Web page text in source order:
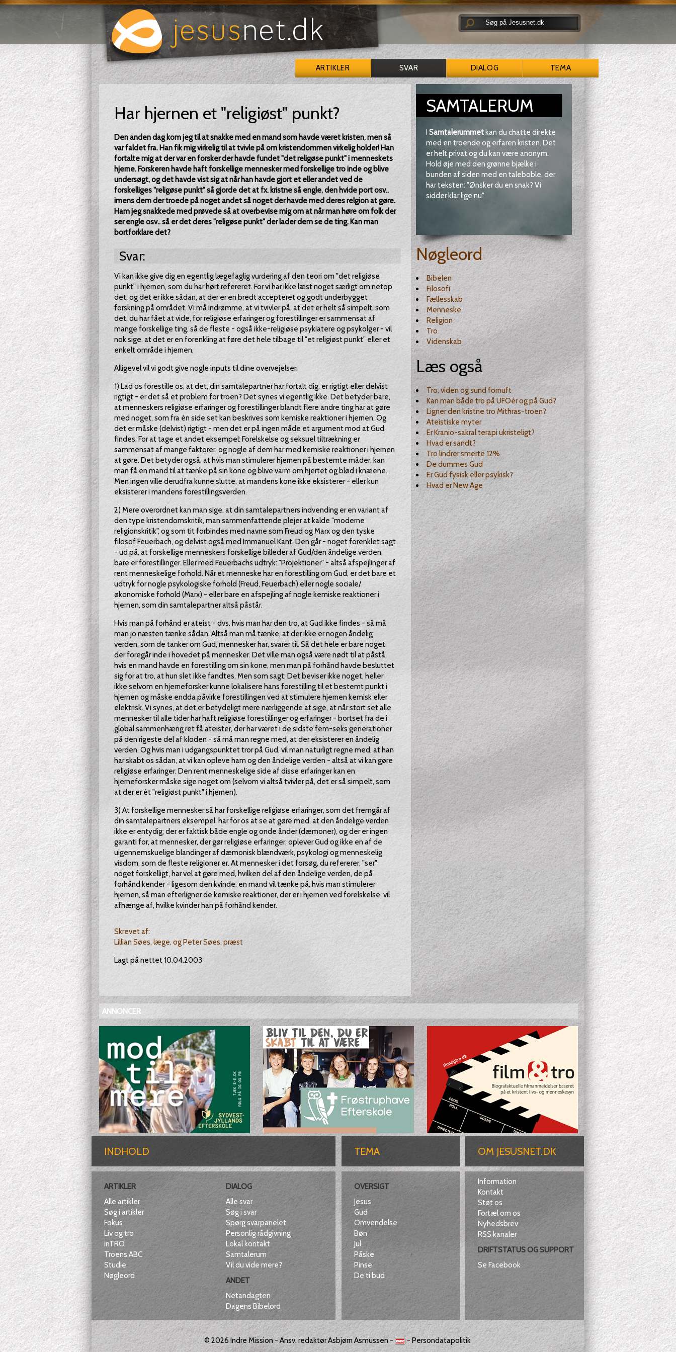
ARTIKLER SVAR DIALOG TEMA
Har hjernen et "religiøst" punkt?
Den anden dag kom jeg til at snakke med en mand som havde været kristen, men så
var faldet fra. Han fik mig virkelig til at tvivle på om kristendommen virkelig holder! Han
fortalte mig at der var en forsker der havde fundet "det religøse punkt" i menneskets
hjerne. Forskeren havde haft forskellige mennesker med forskellige tro inde og blive
undersøgt, og det havde vist sig at når han havde gjort et eller andet ved de
forskelliges "religøse punkt" så gjorde det at fx. kristne så engle, den hvide port osv..
imens dem der troede på noget andet så noget der havde med deres relgion at gøre.
Ham jeg snakkede med prøvede så at overbevise mig om at når man høre om folk der
ser engle osv.. så er det deres "religøse punkt" der lader dem se de ting. Kan man
bortforklare det?
Svar:
Vi kan ikke give dig en egentlig lægefaglig vurdering af den teori om "det religiøse
punkt" i hjernen, som du har hørt refereret. For vi har ikke læst noget særligt om netop
det, og det er ikke sådan, at der er en bredt accepteret og godt underbygget
forskning på området. Vi må indrømme, at vi tvivler på, at det er helt så simpelt, som
det, du har fået at vide, for religiøse erfaringer og forestillinger er sammensat af
mange forskellige ting, så de fleste - også ikke-religiøse psykiatere og psykolger - vil
nok sige, at det er en forenkling at føre det hele tilbage til "et religiøst punkt" eller et
enkelt område i hjernen.
Alligevel vil vi godt give nogle inputs til dine overvejelser:
1) Lad os forestille os, at det, din samtalepartner har fortalt dig, er rigtigt eller delvist
rigtigt - er det så et problem for troen? Det synes vi egentlig ikke. Det betyder bare,
at menneskers religiøse erfaringer og forestillinger blandt flere andre ting har at gøre
med noget, som fra én side set kan beskrives som kemiske reaktioner i hjernen. Og
det er måske (delvist) rigtigt - men det er på ingen måde et argument mod at Gud
findes. For at tage et andet eksempel: Forelskelse og seksuel tiltrækning er
sammensat af mange faktorer, og nogle af dem har med kemiske reaktioner i hjernen
at gøre. Det betyder også, at hvis man stimulerer hjernen på bestemte måder, kan
man få en mand til at tænke på sin kone og blive varm om hjertet og blød i knæene.
Men ingen ville derudfra kunne slutte, at mandens kone ikke eksisterer - eller kun
eksisterer i mandens forestillingsverden.
2) Mere overordnet kan man sige, at din samtalepartners indvending er en variant af
den type kristendomskritik, man sammenfattende plejer at kalde "moderne
religionskritik", og som tit forbindes med navne som Freud og Marx og den tyske
filosof Feuerbach, og delvist også med Immanuel Kant. Den går - noget forenklet sagt
- ud på, at forskellige menneskers forskellige billeder af Gud/den åndelige verden,
bare er forestillinger. Eller med Feuerbachs udtryk: "Projektioner" - altså afspejlinger af
rent menneskelige forhold. Når et menneske har en forestilling om Gud, er det bare et
udtryk for nogle psykologiske forhold (Freud, Feuerbach) eller nogle sociale/
økonomiske forhold (Marx) - eller bare en afspejling af nogle kemiske reaktioner i
hjernen, som din samtalepartner altså påstår.
Hvis man på forhånd er ateist - dvs. hvis man har den tro, at Gud ikke findes - så må
man jo næsten tænke sådan. Altså man må tænke, at der ikke er nogen åndelig
verden, som de tanker om Gud, mennesker har, svarer til. Så det hele er bare noget,
der foregår inde i hovedet på mennesker. Det ville man også være nødt til at påstå,
hvis en mand havde en forestilling om sin kone, men man på forhånd havde besluttet
sig for at tro, at hun slet ikke fandtes. Men som sagt: Det beviser ikke noget, heller
ikke selvom en hjerneforsker kunne lokalisere hans forestilling til et bestemt punkt i
hjernen og måske endda påvirke forestillingen ved at stimulere hjernen kemisk eller
elektrisk. Vi synes, at det er betydeligt mere nærliggende at sige, at når stort set alle
mennesker til alle tider har haft religiøse forestillinger og erfaringer - bortset fra de i
global sammenhæng ret få ateister, der har været i de sidste fem-seks generationer
på den rigeste del af kloden - så må man regne med, at der eksisterer en åndelig
verden. Og hvis man i udgangspunktet tror på Gud, vil man naturligt regne med, at han
har skabt os sådan, at vi kan opleve ham og den åndelige verden - altså at vi kan gøre
religiøse erfaringer. Den rent menneskelige side af disse erfaringer kan en
hjerneforsker måske sige noget om (selvom vi altså tvivler på, det er så simpelt, som
at der er ét "religiøst punkt" i hjernen).
3) At forskellige mennesker så har forskellige religiøse erfaringer, som det fremgår af
din samtalepartners eksempel, har for os at se at gøre med, at den åndelige verden
ikke er entydig; der er faktisk både engle og onde ånder (dæmoner), og der er ingen
garanti for, at mennesker, der gør religiøse erfaringer, oplever Gud og ikke en af de
uigennemskuelige blandinger af dæmonisk blændværk, psykologi og menneskelig
visdom, som de fleste religioner er. At mennesker i det forsøg, du refererer, "ser"
noget forskelligt, har vel at gøre med, hvilken del af den åndelige verden, de på
forhånd kender - ligesom den kvinde, en mand vil tænke på, hvis man stimulerer
hjernen, så man efterligner de kemiske reaktioner, der er i hjernen ved forelskelse, vil
afhænge af, hvilke kvinder han på forhånd kender.
Skrevet af:
Lillian Søes, læge, og Peter Søes, præst
Lagt på nettet 10.04.2003
SAMTALERUM
I Samtalerummetkan du chatte direkte
med en troende og erfaren kristen. Det
er helt privat og du kan være anonym.
Hold øje med den grønne bjælke i
bunden af siden med en taleboble, der
har teksten: "Ønsker du en snak? Vi
sidder klar lige nu"
Nøgleord
Bibelen
Filosofi
Fællesskab
Menneske
Religion
Tro
Videnskab
Læs også
Tro, viden og sund fornuft
Kan man både tro på UFOér og på Gud?
Ligner den kristne tro Mithras-troen?
Ateistiske myter
Er Kranio-sakral terapi ukristeligt?
Hvad er sandt?
Tro lindrer smerte 12%
De dummes Gud
Er Gud fysisk eller psykisk?
Hvad er New Age
ANNONCER
INDHOLD
ARTIKLER
Alle artikler
Søg i artikler
Fokus
Liv og tro
inTRO
Troens ABC
Studie
Nøgleord
DIALOG
Alle svar
Søg i svar
Spørg svarpanelet
Personlig rådgivning
Lokal kontakt
Samtalerum
Vil du vide mere?
ANDET
Netandagten
Dagens Bibelord
TEMA
OVERSIGT
Jesus
Gud
Omvendelse
Bøn
Jul
Påske
Pinse
De ti bud
OM JESUSNET.DK
Information
Kontakt
Støt os
Fortæl om os
Nyhedsbrev
RSS kanaler
DRIFTSTATUS OG SUPPORT
Se Facebook
© 2026Indre Mission- Ansv. redaktør Asbjørn Asmussen - - Persondatapolitik